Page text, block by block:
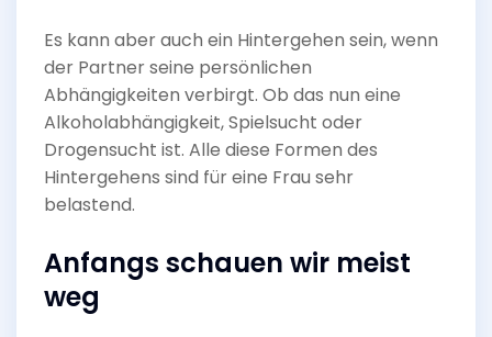
Es kann aber auch ein Hintergehen sein, wenn
der Partner seine persönlichen
Abhängigkeiten verbirgt. Ob das nun eine
Alkoholabhängigkeit, Spielsucht oder
Drogensucht ist. Alle diese Formen des
Hintergehens sind für eine Frau sehr
belastend.
Anfangs schauen wir meist
weg